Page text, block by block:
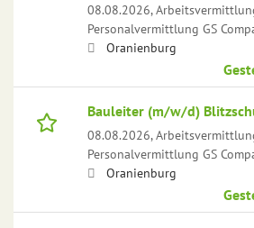
08.08.2026,
Personalvermittlung GS
Oranienburg
Bauleiter (m/w/d)
08.08.2026,
Personalvermittlung GS
Oranienburg